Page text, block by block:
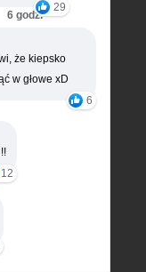
29
6 godz.
że kiepsko
w głowe xD
6
12